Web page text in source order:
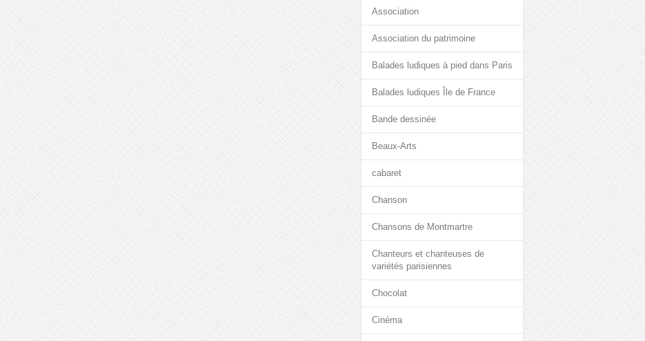
Association
Association du patrimoine
Balades ludiques à pied dans Paris
Balades ludiques Île de France
Bande dessinée
Beaux-Arts
cabaret
Chanson
Chansons de Montmartre
Chanteurs et chanteuses de
variétés parisiennes
Chocolat
Cinéma